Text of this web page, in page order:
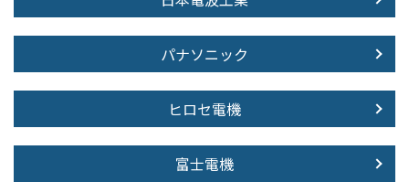
パナソニック
ヒロセ電機
富士電機